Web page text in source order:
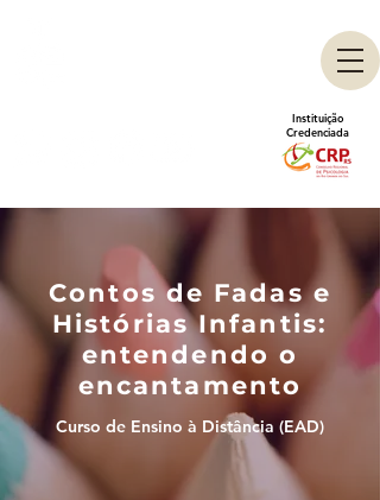
Instituição
Credenciada
Contos de Fadas e
Histórias Infantis:
entendendo o
encantamento
Curso de Ensino à Distância (EAD)